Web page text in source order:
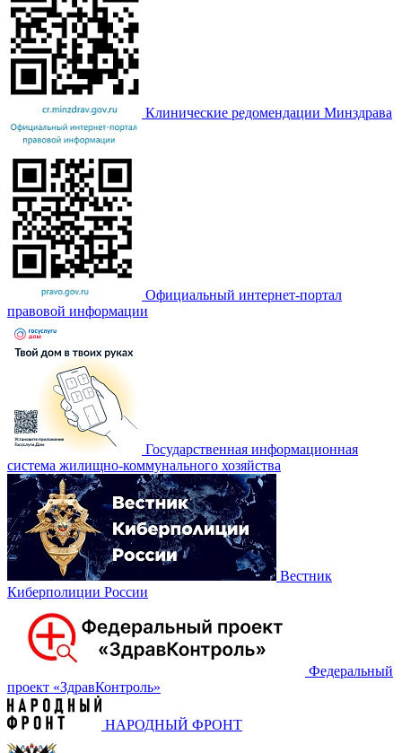
Клинические редомендации Минздрава
Официальный интернет-портал
правовой информации
Государственная информационная
система жилищно-коммунального хозяйства
Вестник
Киберполиции России
Федеральный
проект «‎ЗдравКонтроль»
НАРОДНЫЙ ФРОНТ